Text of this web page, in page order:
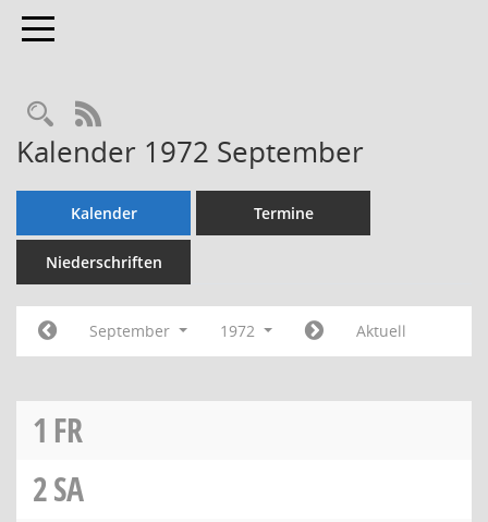
Toggle navigation
Rechercheauswahl
RSS-Feed
Kalender 1972 September
Kalender Termine
Niederschriften
September 1972 Aktuell
1 FR
2SA